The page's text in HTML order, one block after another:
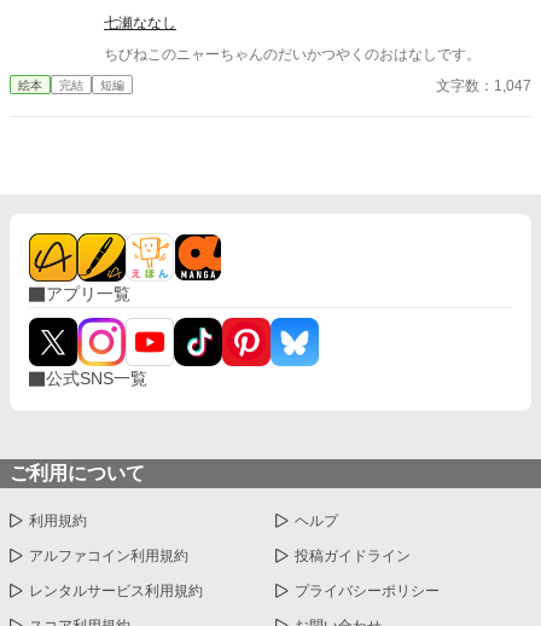
七瀬ななし
ちびねこのニャーちゃんのだいかつやくのおはなしです。
絵本 完結 短編 文字数：1,047
アプリ一覧
公式SNS一覧
ご利用について
利用規約 ヘルプ
アルファコイン利用規約 投稿ガイドライン
レンタルサービス利用規約 プライバシーポリシー